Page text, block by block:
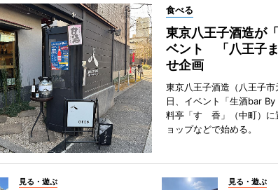
食べる
東京八王子酒造が
ベント 「八王子
せ企画
東京八王子酒造（八王子
日、イベント「生酒bar
料亭「すゞ香」（中町）
ョップなどで始める。
見る・遊ぶ 見る・遊ぶ